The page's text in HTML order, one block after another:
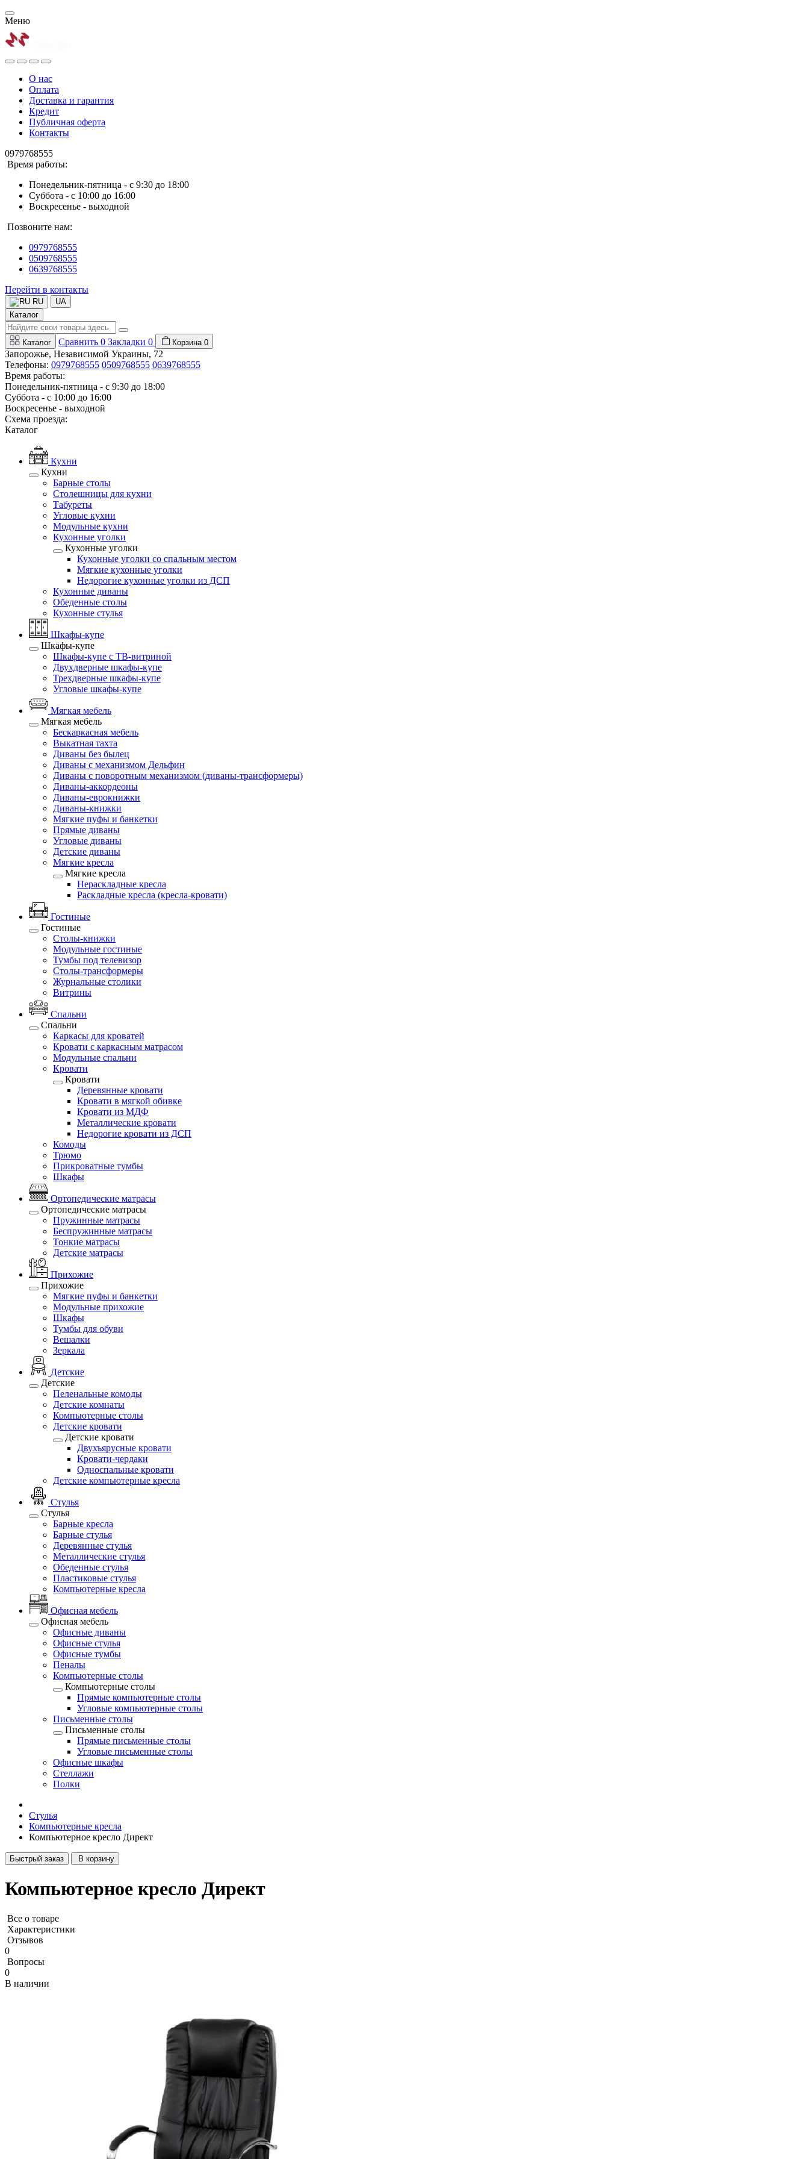
Меню
О нас
Оплата
Доставка и гарантия
Кредит
Публичная оферта
Контакты
0979768555
Время работы:
Понедельник-пятница - с 9:30 до 18:00
Суббота - с 10:00 до 16:00
Воскресенье - выходной
Позвоните нам:
0979768555
0509768555
0639768555
Перейти в контакты
RU
UA
Каталог
Каталог Сравнить 0 Закладки 0 Корзина 0
Запорожье, Независимой Украины, 72
Телефоны: 0979768555 0509768555 0639768555
Время работы:
Понедельник-пятница - с 9:30 до 18:00
Суббота - с 10:00 до 16:00
Воскресенье - выходной
Схема проезда:
Каталог
Кухни
Кухни
Барные столы
Столешницы для кухни
Табуреты
Угловые кухни
Модульные кухни
Кухонные уголки
Кухонные уголки
Кухонные уголки со спальным местом
Мягкие кухонные уголки
Недорогие кухонные уголки из ДСП
Кухонные диваны
Обеденные столы
Кухонные стулья
Шкафы-купе
Шкафы-купе
Шкафы-купе с ТВ-витриной
Двухдверные шкафы-купе
Трехдверные шкафы-купе
Угловые шкафы-купе
Мягкая мебель
Мягкая мебель
Бескаркасная мебель
Выкатная тахта
Диваны без былец
Диваны с механизмом Дельфин
Диваны с поворотным механизмом (диваны-трансформеры)
Диваны-аккордеоны
Диваны-еврокнижки
Диваны-книжки
Мягкие пуфы и банкетки
Прямые диваны
Угловые диваны
Детские диваны
Мягкие кресла
Мягкие кресла
Нераскладные кресла
Раскладные кресла (кресла-кровати)
Гостиные
Гостиные
Столы-книжки
Модульные гостиные
Тумбы под телевизор
Столы-трансформеры
Журнальные столики
Витрины
Спальни
Спальни
Каркасы для кроватей
Кровати с каркасным матрасом
Модульные спальни
Кровати
Кровати
Деревянные кровати
Кровати в мягкой обивке
Кровати из МДФ
Металлические кровати
Недорогие кровати из ДСП
Комоды
Трюмо
Прикроватные тумбы
Шкафы
Ортопедические матрасы
Ортопедические матрасы
Пружинные матрасы
Беспружинные матрасы
Тонкие матрасы
Детские матрасы
Прихожие
Прихожие
Мягкие пуфы и банкетки
Модульные прихожие
Шкафы
Тумбы для обуви
Вешалки
Зеркала
Детские
Детские
Пеленальные комоды
Детские комнаты
Компьютерные столы
Детские кровати
Детские кровати
Двухъярусные кровати
Кровати-чердаки
Односпальные кровати
Детские компьютерные кресла
Стулья
Стулья
Барные кресла
Барные стулья
Деревянные стулья
Металлические стулья
Обеденные стулья
Пластиковые стулья
Компьютерные кресла
Офисная мебель
Офисная мебель
Офисные диваны
Офисные стулья
Офисные тумбы
Пеналы
Компьютерные столы
Компьютерные столы
Прямые компьютерные столы
Угловые компьютерные столы
Письменные столы
Письменные столы
Прямые письменные столы
Угловые письменные столы
Офисные шкафы
Стеллажи
Полки
Стулья
Компьютерные кресла
Компьютерное кресло Директ
Быстрый заказ В корзину
Компьютерное кресло Директ
Все о товаре
Характеристики
Отзывов
0
Вопросы
0
В наличии